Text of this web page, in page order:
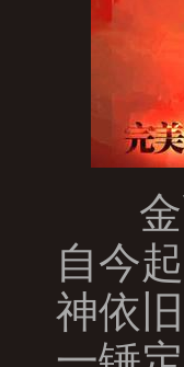
金
自今
神依